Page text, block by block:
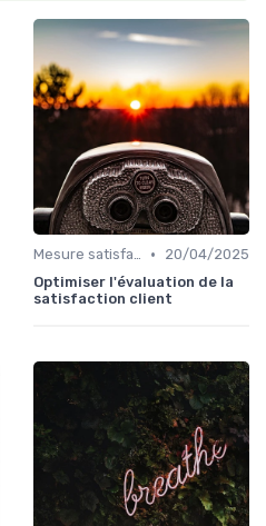
Mesure satisfaction •
20/04/2025
Optimiser l'évaluation de la
satisfaction client